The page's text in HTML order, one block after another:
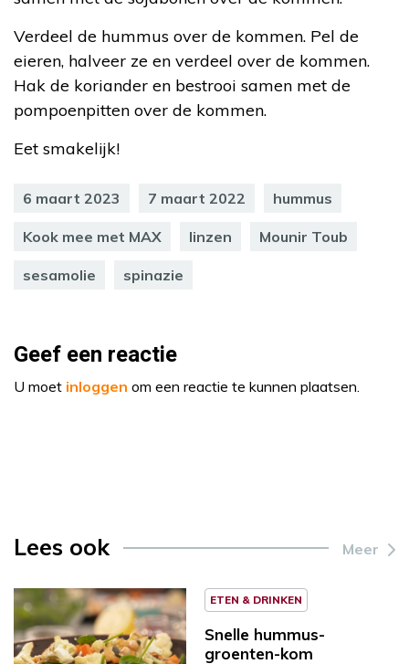
Verdeel de hummus over de kommen. Pel de
eieren, halveer ze en verdeel over de kommen.
Hak de koriander en bestrooi samen met de
pompoenpitten over de kommen.
Eet smakelijk!
6 maart 2023 7 maart 2022 hummus
Kook mee met MAX linzen Mounir Toub
sesamolie spinazie
Geef een reactie
U moet inloggen om een reactie te kunnen plaatsen.
Lees ook Meer
ETEN & DRINKEN
Snelle hummus-
groenten-kom